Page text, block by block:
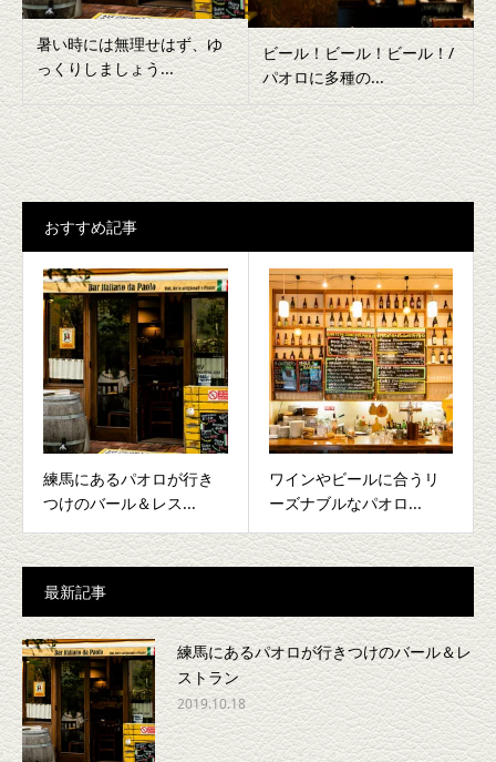
暑い時には無理せはず、ゆ
っくりしましょう...
ビール！ビール！ビール！/
パオロに多種の...
おすすめ記事
練馬にあるパオロが行き
つけのバール＆レス...
ワインやビールに合うリ
ーズナブルなパオロ...
最新記事
練馬にあるパオロが行きつけのバール＆レ
ストラン
2019.10.18